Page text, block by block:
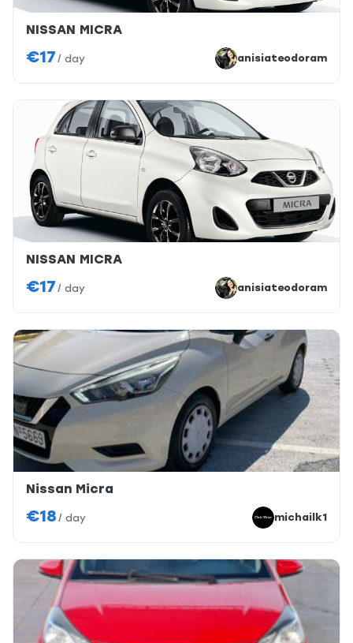
NISSAN MICRA
€17 / day anisiateodoram
NISSAN MICRA
€17 / day anisiateodoram
Nissan Micra
€18 / day michailk1